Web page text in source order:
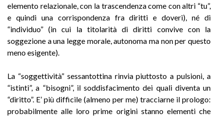
elemento relazionale, con la trascendenza come con altri “tu”,
e quindi una corrispondenza fra diritti e doveri), né di
“individuo” (in cui la titolarità di diritti convive con la
soggezione a una legge morale, autonoma ma non per questo
meno esigente).
La “soggettività” sessantottina rinvia piuttosto a pulsioni, a
“istinti”, a “bisogni”, il soddisfacimento dei quali diventa un
“diritto”. E’ più difficile (almeno per me) tracciarne il prologo:
probabilmente alle loro prime origini stanno elementi che